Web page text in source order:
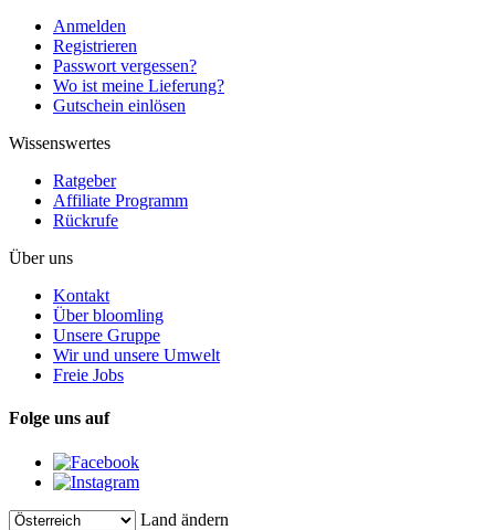
Anmelden
Registrieren
Passwort vergessen?
Wo ist meine Lieferung?
Gutschein einlösen
Wissenswertes
Ratgeber
Affiliate Programm
Rückrufe
Über uns
Kontakt
Über bloomling
Unsere Gruppe
Wir und unsere Umwelt
Freie Jobs
Folge uns auf
Land ändern